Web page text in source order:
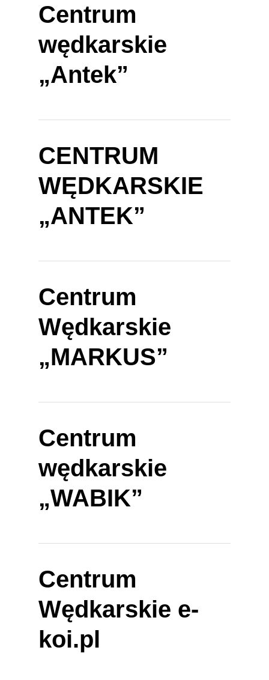
Centrum
wędkarskie
„Antek”
CENTRUM
WĘDKARSKIE
„ANTEK”
Centrum
Wędkarskie
„MARKUS”
Centrum
wędkarskie
„WABIK”
Centrum
Wędkarskie e-
koi.pl